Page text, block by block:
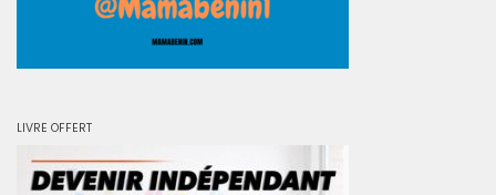
LIVRE OFFERT